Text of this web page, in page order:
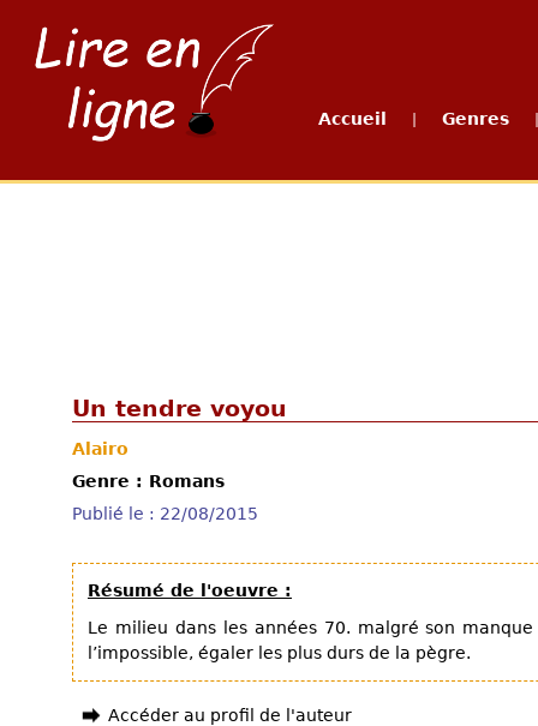
Accueil Genres
Un tendre voyou
Alairo
Genre : Romans
Publié le : 22/08/2015
Résumé de l'oeuvre :
Le milieu dans les années 70. malgré son
l’impossible, égaler les plus durs de la pègre.
Accéder au profil de l'auteur